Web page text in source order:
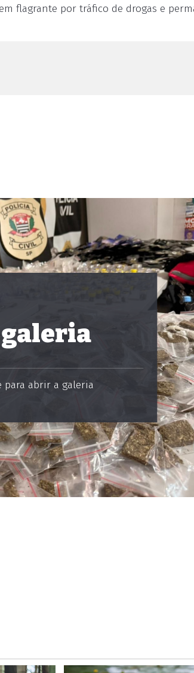
flagrante por tráfico de drogas e
para abrir a galeria